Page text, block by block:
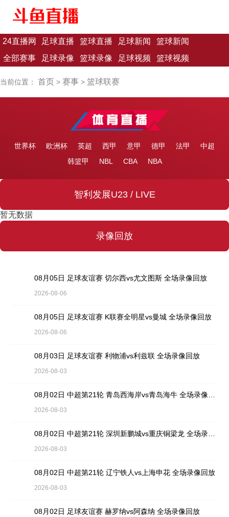
24直播网 足球直播 篮球直播 足球新闻
篮球新闻
全部赛事
足球录像 篮球录像 足球视频 篮球视频
当前位置： 首页 > 赛事 > 篮球联赛
世界杯 欧洲杯 英超 西甲 意甲 德甲 法甲
中超
韩篮甲
NBL CBA NBA
智利发展U23 / LIVE
暂无数据
录像回放
08月05日 足球友谊赛 切尔西vs尤文图斯 全场录像回放
2026-08-06
08月05日 足球友谊赛 K联赛全明星vs曼城 全场录像回放
2026-08-06
08月03日 足球友谊赛 利物浦vs利兹联 全场录像回放
2026-08-03
2026-08-03
2026-08-03
08月02日 中超第21轮 辽宁铁人vs上海申花 全场录像回放
2026-08-03
08月02日 足球友谊赛 赫罗纳vs阿森纳 全场录像回放